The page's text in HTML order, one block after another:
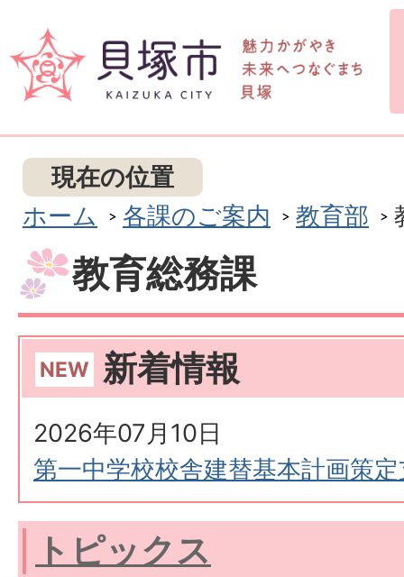
現在の位置
ホーム
各課のご案内 教育部
教育総務課
新着情報
2026年07月10日
第一中学校校舎建替基本計画策
トピックス